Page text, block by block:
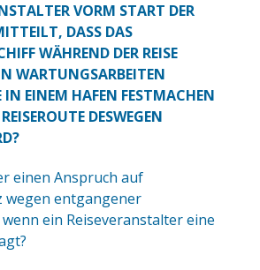
VORM START DER
DASS DAS
WÄHREND DER REISE
WARTUNGSARBEITEN
IN EINEM HAFEN FESTMACHEN
DESWEGEN
einen Anspruch auf
wegen entgangener
ein Reiseveranstalter eine